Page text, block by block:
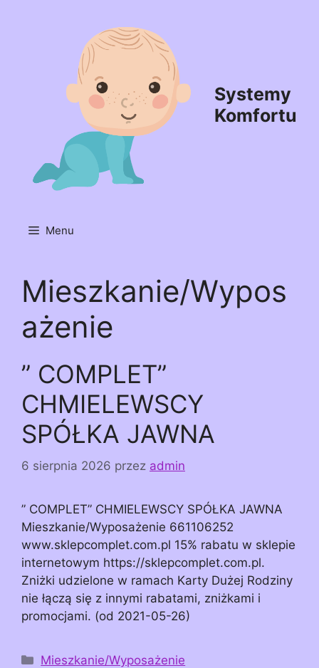
Systemy
Komfortu
Menu
Mieszkanie/Wypos
ażenie
” COMPLET”
CHMIELEWSCY
SPÓŁKA JAWNA
6 sierpnia 2026 przez admin
” COMPLET” CHMIELEWSCY SPÓŁKA JAWNA
Mieszkanie/Wyposażenie 661106252
www.sklepcomplet.com.pl 15% rabatu w sklepie
internetowym https://sklepcomplet.com.pl.
Zniżki udzielone w ramach Karty Dużej Rodziny
nie łączą się z innymi rabatami, zniżkami i
promocjami. (od 2021-05-26)
Kategorie
Mieszkanie/Wyposażenie